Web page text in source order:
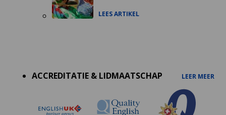
LEES ARTIKEL
ACCREDITATIE & LIDMAATSCHAP
LEER MEER